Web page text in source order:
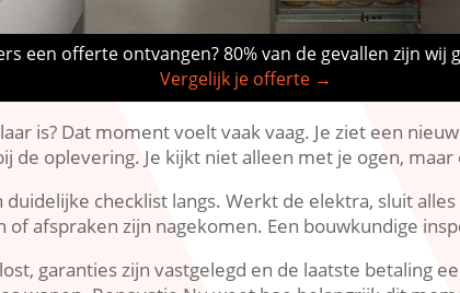
een offerte ontvangen? 80% van de gevallen zijn wij
Vergelijk je offerte →
is? Dat moment voelt vaak vaag.​ Je ziet een
de oplevering.​ Je kijkt niet alleen met je ogen,
checklist langs.​ Werkt de elektra, sluit
afspraken zijn nagekomen.​ Een bouwkundige
garanties zijn vastgelegd en de laatste betaling